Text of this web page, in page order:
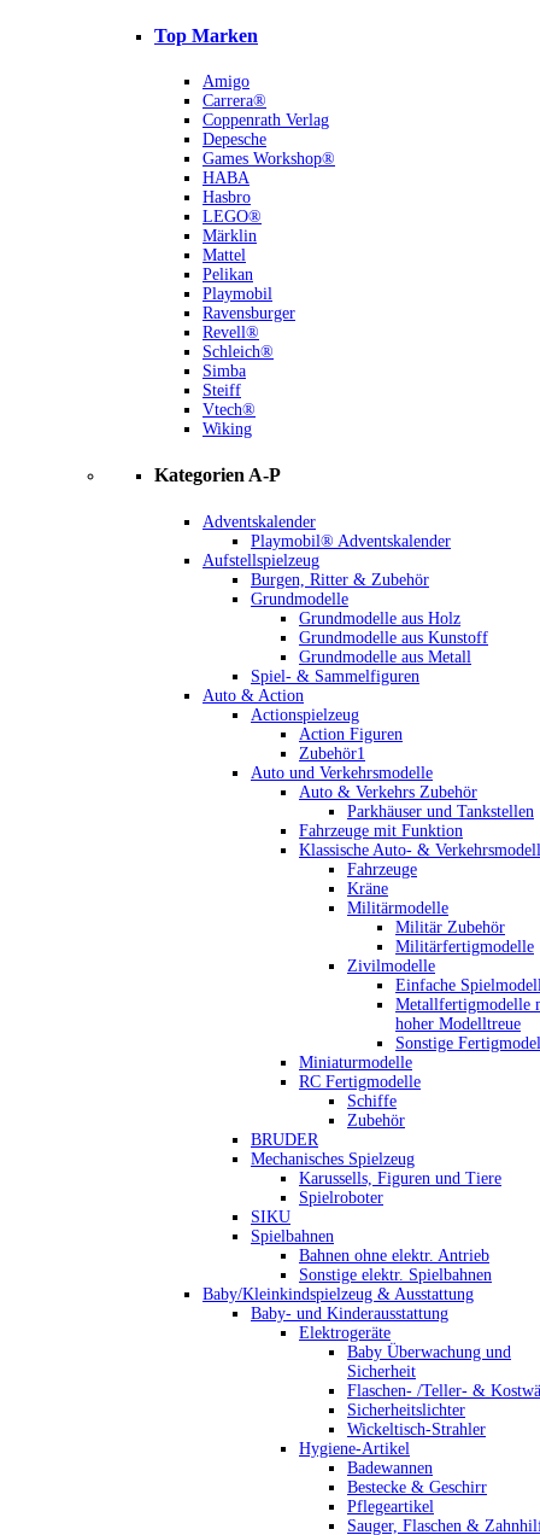
Top Marken
Amigo
Carrera®
Coppenrath Verlag
Depesche
Games Workshop®
HABA
Hasbro
LEGO®
Märklin
Mattel
Pelikan
Playmobil
Ravensburger
Revell®
Schleich®
Simba
Steiff
Vtech®
Wiking
Kategorien A-P
Adventskalender
Playmobil® Adventskalender
Aufstellspielzeug
Burgen, Ritter & Zubehör
Grundmodelle
Grundmodelle aus Holz
Grundmodelle aus Kunstoff
Grundmodelle aus Metall
Spiel- & Sammelfiguren
Auto & Action
Actionspielzeug
Action Figuren
Zubehör1
Auto und Verkehrsmodelle
Auto & Verkehrs Zubehör
Parkhäuser und Tankstellen
Fahrzeuge mit Funktion
Klassische Auto- &
Fahrzeuge
Kräne
Militärmodelle
Militär Zubehör
Militärfertigmodelle
Zivilmodelle
Einfache
Metallfertigmodelle
hoher Modelltreue
Sonstige
Miniaturmodelle
RC Fertigmodelle
Schiffe
Zubehör
BRUDER
Mechanisches Spielzeug
Karussells, Figuren und Tiere
Spielroboter
SIKU
Spielbahnen
Bahnen ohne elektr. Antrieb
Sonstige elektr. Spielbahnen
Baby/Kleinkindspielzeug & Ausstattung
Baby- und Kinderausstattung
Elektrogeräte
Baby Überwachung und
Sicherheit
Flaschen- /Teller- &
Sicherheitslichter
Wickeltisch-Strahler
Hygiene-Artikel
Badewannen
Bestecke & Geschirr
Pflegeartikel
Sauger, Flaschen &